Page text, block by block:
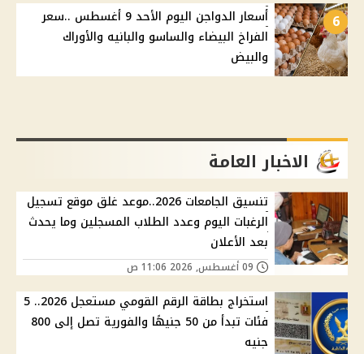
6
أسعار الدواجن اليوم الأحد 9 أغسطس ..سعر
الفراخ البيضاء والساسو والبانيه والأوراك
والبيض
الاخبار العامة
تنسيق الجامعات 2026..موعد غلق موقع تسجيل
الرغبات اليوم وعدد الطلاب المسجلين وما يحدث
بعد الأعلان
استخراج بطاقة الرقم القومي مستعجل 2026.. 5
فئات تبدأ من 50 جنيهًا والفورية تصل إلى 800
جنيه